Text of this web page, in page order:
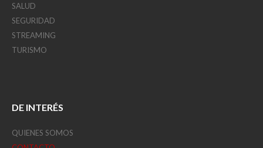
SALUD
SEGURIDAD
STREAMING
TURISMO
DE INTERÉS
QUIENES SOMOS